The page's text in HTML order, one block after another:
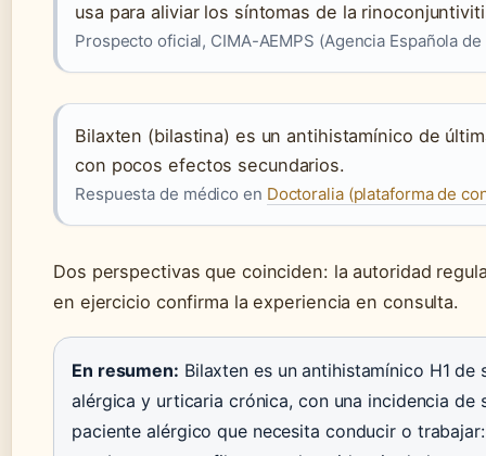
usa para aliviar los síntomas de la
Prospecto oficial, CIMA-AEMPS (Agencia Española
Bilaxten (bilastina) es un antihistamínico de
con pocos efectos secundarios.
Respuesta de médico en Doctoralia (plataforma de
Dos perspectivas que coinciden: la autoridad
en ejercicio confirma la experiencia en consulta.
En resumen: Bilaxten es un antihistamínico H1
alérgica y urticaria crónica, con una incidencia de
paciente alérgico que necesita conducir o